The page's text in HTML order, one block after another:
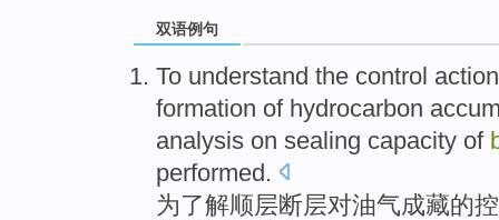
双语例句
To understand the control action
formation of hydrocarbon
analysis on sealing capacity of
performed.
为了解顺层断层对油气成藏的